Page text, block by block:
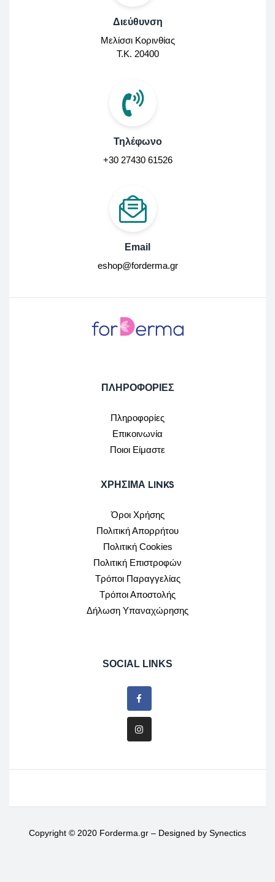
Διεύθυνση
Μελίσσι Κορινθίας
Τ.Κ. 20400
Τηλέφωνο
+30 27430 61526
Email
eshop@forderma.gr
ΠΛΗΡΟΦΟΡΙΕΣ
Πληροφορίες
Επικοινωνία
Ποιοι Είμαστε
ΧΡΉΣΙΜΑ LINKS
Όροι Χρήσης
Πολιτική Απορρήτου
Πολιτική Cookies
Πολιτική Επιστροφών
Τρόποι Παραγγελίας
Τρόποι Αποστολής
Δήλωση Υπαναχώρησης
SOCIAL LINKS
Copyright © 2020 Forderma.gr – Designed by Synectics